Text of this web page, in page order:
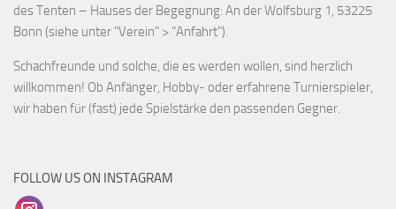
des Tenten – Hauses der Begegnung: An der Wolfsburg 1, 53225
Bonn (siehe unter "Verein" > "Anfahrt").
Schachfreunde und solche, die es werden wollen, sind herzlich
willkommen! Ob Anfänger, Hobby- oder erfahrene Turnierspieler,
wir haben für (fast) jede Spielstärke den passenden Gegner.
FOLLOW US ON INSTAGRAM